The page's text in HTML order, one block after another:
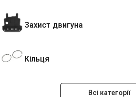
Захист двигуна
Кільця
Всі категорії